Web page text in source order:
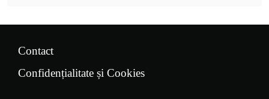
Contact
Confidențialitate și Cookies